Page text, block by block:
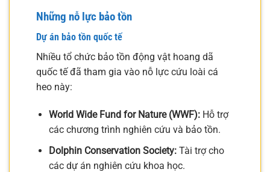
Những nỗ lực bảo tồn
Dự án bảo tồn quốc tế
Nhiều tổ chức bảo tồn động vật hoang dã
quốc tế đã tham gia vào nỗ lực cứu loài cá
heo này:
World Wide Fund for Nature (WWF):Hỗ trợ
các chương trình nghiên cứu và bảo tồn.
Dolphin Conservation Society:Tài trợ cho
các dự án nghiên cứu khoa học.